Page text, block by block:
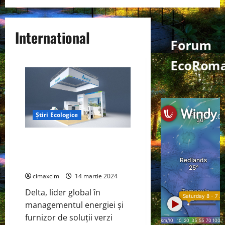
International
Știri Ecologice
cimaxcim 14 martie 2024
Delta, lider global în
managementul energiei și
furnizor de soluții verzi
Forum